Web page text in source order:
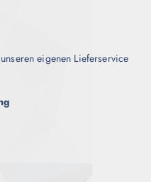
eigenen Lieferservice